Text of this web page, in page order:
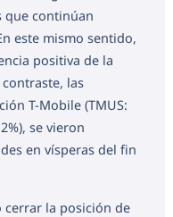
que continúan
este mismo sentido,
positiva de la
las
T-Mobile (TMUS:
se vieron
en vísperas del fin
cerrar la posición de